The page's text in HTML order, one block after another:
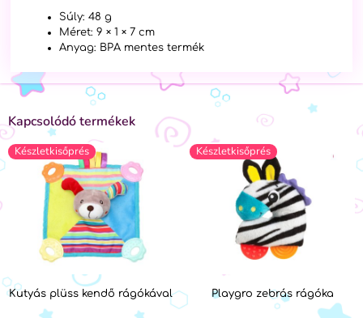
Súly: 48 g
Méret: 9 × 1 × 7 cm
Anyag: BPA mentes termék
Kapcsolódó termékek
Készletkisőprés
Kutyás plüss kendő rágókával
Készletkisőprés
Playgro zebrás rágóka